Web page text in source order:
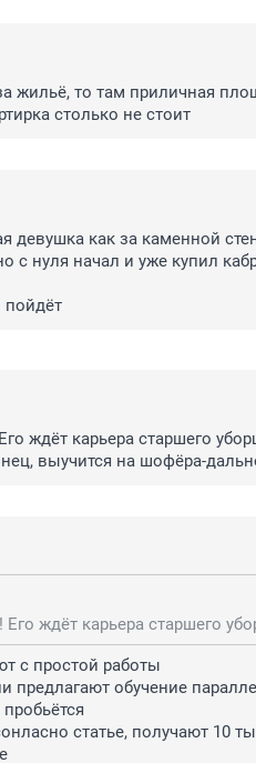
жильё, то там приличная
столько не стоит
девушка как за каменной
с нуля начал и уже купил
пойдёт
ждёт карьера старшего
выучится на шофёра-
с простой работы
предлагают обучение
статье, получают 10